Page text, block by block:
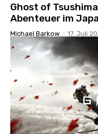
Ghost of
Abenteuer im
Michael Barkow - 17. Juli